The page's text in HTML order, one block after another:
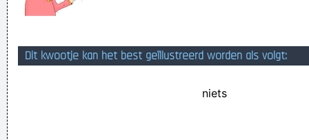
Geej se lèllike voel hod!
Dit kwootje kan het best geïllustreerd worden als volgt:
niets